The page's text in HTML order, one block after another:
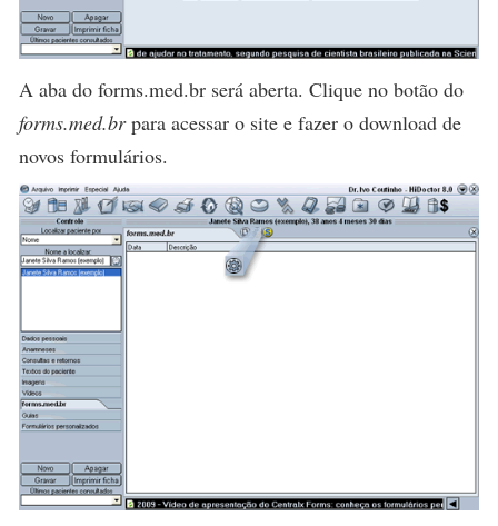
A aba do forms.med.br será aberta. Clique no botão do
forms.med.brpara acessar o site e fazer o download de
novos formulários.